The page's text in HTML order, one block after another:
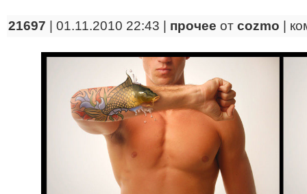
21697 | 01.11.2010 22:43 | прочее от cozmo